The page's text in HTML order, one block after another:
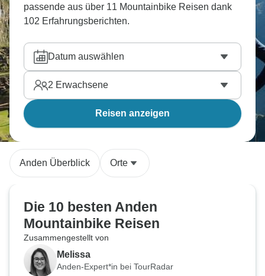
passende aus über 11 Mountainbike Reisen dank
102 Erfahrungsberichten.
Datum auswählen
2 Erwachsene
Reisen anzeigen
Anden Überblick Orte
Die 10 besten Anden
Mountainbike Reisen
Zusammengestellt von
Melissa
Anden-Expert*in bei TourRadar